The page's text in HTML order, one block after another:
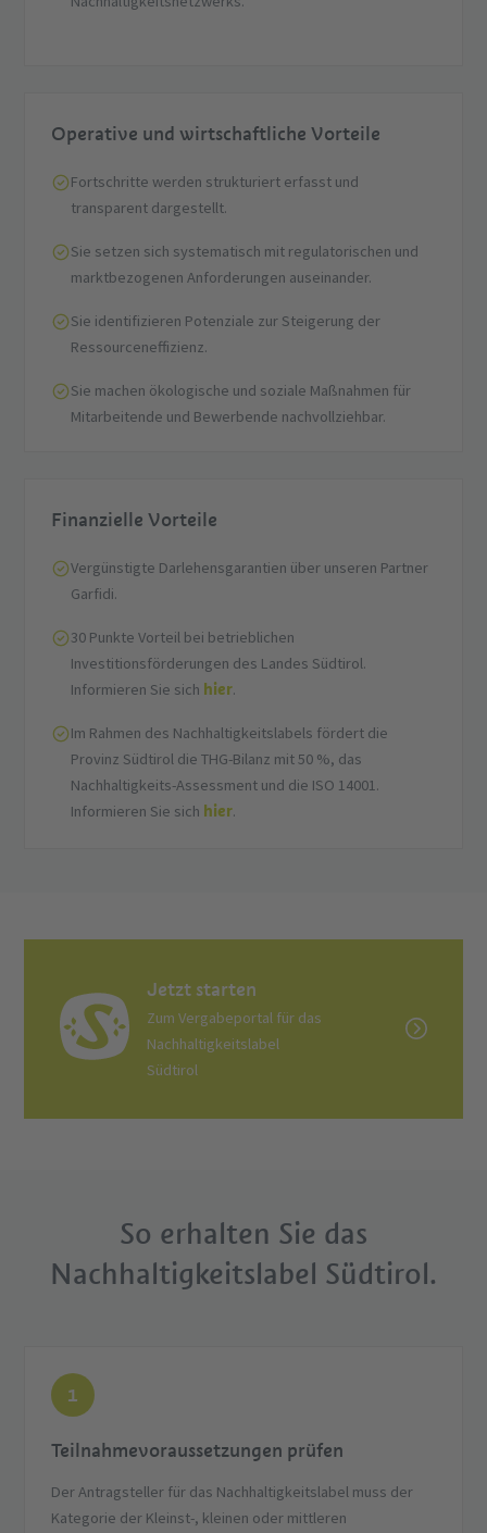
Operative und wirtschaftliche Vorteile
Fortschritte werden strukturiert erfasst und
transparent dargestellt.
Sie setzen sich systematisch mit regulatorischen und
marktbezogenen Anforderungen auseinander.
Sie identifizieren Potenziale zur Steigerung der
Ressourceneffizienz.
Sie machen ökologische und soziale Maßnahmen für
Mitarbeitende und Bewerbende nachvollziehbar.
Finanzielle Vorteile
Vergünstigte Darlehensgarantien über unseren Partner
Garfidi.
30 Punkte Vorteil bei betrieblichen
Investitionsförderungen des Landes Südtirol.
Informieren Sie sich hier.
Im Rahmen des Nachhaltigkeitslabels fördert die
Provinz Südtirol die THG-Bilanz mit 50 %, das
Nachhaltigkeits-Assessment und die ISO 14001.
Informieren Sie sich hier.
Jetzt starten
Zum Vergabeportal für das
Nachhaltigkeitslabel
Südtirol
So erhalten Sie das
Nachhaltigkeitslabel Südtirol.
1
Teilnahmevoraussetzungen prüfen
Der Antragsteller für das Nachhaltigkeitslabel muss der
Kategorie der Kleinst-, kleinen oder mittleren